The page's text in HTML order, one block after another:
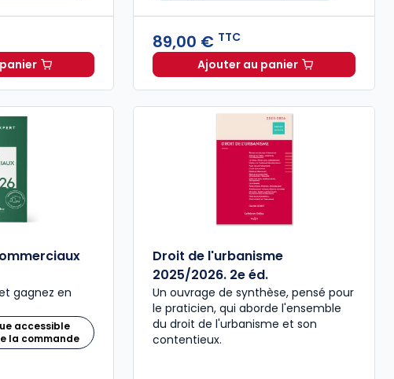
Urbanisme Construction 2026 à 194,00 € TTC
89,00 € TTC
Ajouter au panierCode des baux 2026,
gagnez en
accessible
la commande
Droit de l'urbanisme
2025/2026. 2e éd.
Un ouvrage de synthèse, pensé pour
le praticien, qui aborde l'ensemble
du droit de l'urbanisme et son
contentieux.